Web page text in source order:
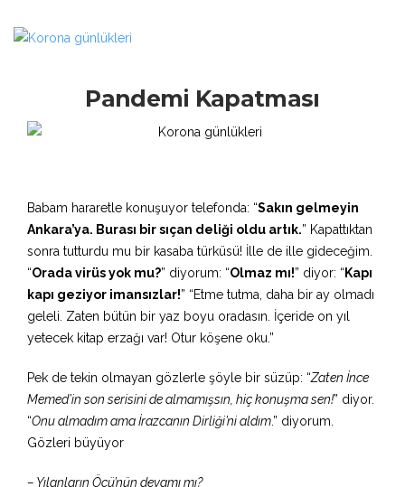
Pandemi Kapatması
Babam hararetle konuşuyor telefonda: “Sakın gelmeyin
Ankara’ya. Burası bir sıçan deliği oldu artık.” Kapattıktan
sonra tutturdu mu bir kasaba türküsü! İlle de ille gideceğim.
“Orada virüs yok mu?” diyorum: “Olmaz mı!” diyor: “ Kapı
kapı geziyor imansızlar!” “Etme tutma, daha bir ay olmadı
geleli. Zaten bütün bir yaz boyu oradasın. İçeride on yıl
yetecek kitap erzağı var! Otur köşene oku.”
Pek de tekin olmayan gözlerle şöyle bir süzüp: “Zaten İnce
Memed’in son serisini de almamışsın, hiç konuşma sen!” diyor.
“Onu almadım ama İrazcanın Dirliği’ni aldım.” diyorum.
Gözleri büyüyor
– Yılanların Öcü’nün devamı mı?